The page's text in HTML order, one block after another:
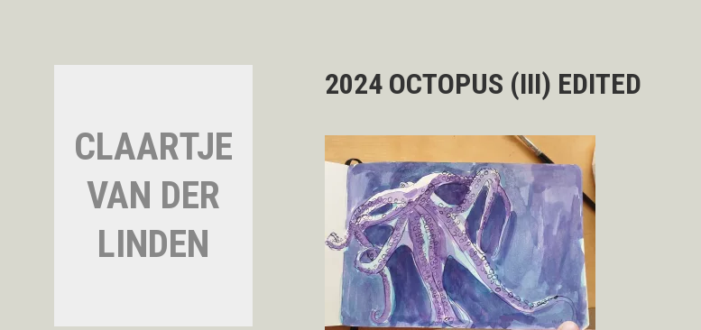
CLAARTJE
VAN DER
LINDEN
2024 OCTOPUS (III) EDITED